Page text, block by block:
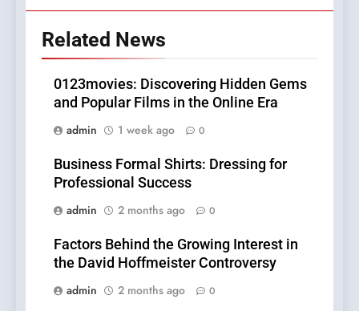
Related News
0123movies: Discovering Hidden Gems
and Popular Films in the Online Era
admin
1 week ago 0
Business Formal Shirts: Dressing for
Professional Success
admin
2 months ago 0
Factors Behind the Growing Interest in
the David Hoffmeister Controversy
admin
2 months ago 0